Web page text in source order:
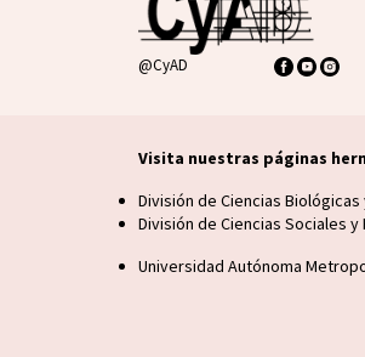
@CyAD
Visita nuestras páginas
Visita nuestras
División de Ciencias Biológicas
División de Ciencias Sociales y
Universidad Autónoma